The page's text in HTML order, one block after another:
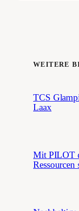
WEITERE
TCS
Laax
Mit PILOT
Ressourcen